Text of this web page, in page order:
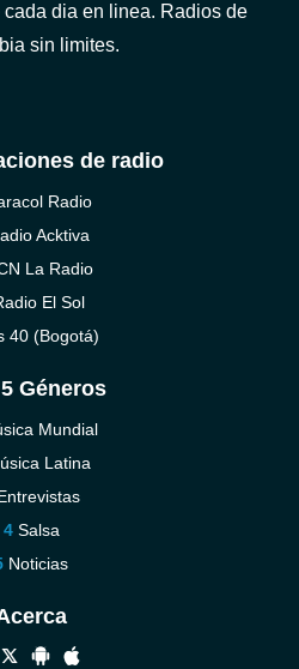
dia en linea. Radios de
sin limites.
de radio
Radio
Acktiva
La Radio
El Sol
40 (Bogotá)
Géneros
Mundial
Latina
Salsa
Noticias